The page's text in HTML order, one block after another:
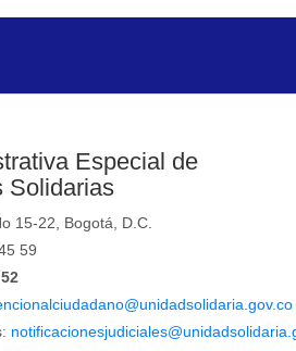
Especial de
Solidarias
15-22, Bogotá, D.C.
59